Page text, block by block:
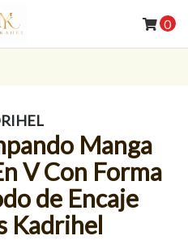
0
Manga
V Con Forma
de Encaje
Kadrihel